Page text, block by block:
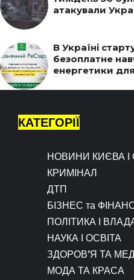
атакували
В Україні
безоплатне
енергетики для
КАТЕГОРІЇ
НОВИНИ КИЄВА І
КРИМІНАЛ
ДТП
БІЗНЕС та
ПОЛІТИКА І
НАУКА І ОСВІТА
ЗДОРОВ’Я ТА
МОДА ТА КРАСА